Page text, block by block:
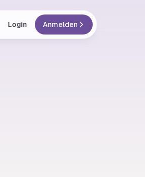
Login Anmelden